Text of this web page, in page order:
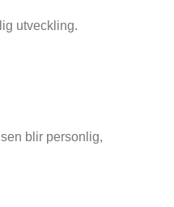
utveckling.
blir personlig,